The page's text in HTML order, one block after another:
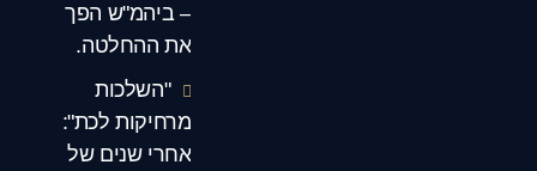
– ביהמ"ש הפך
את ההחלטה.
"השלכות
מרחיקות לכת":
אחרי שנים של